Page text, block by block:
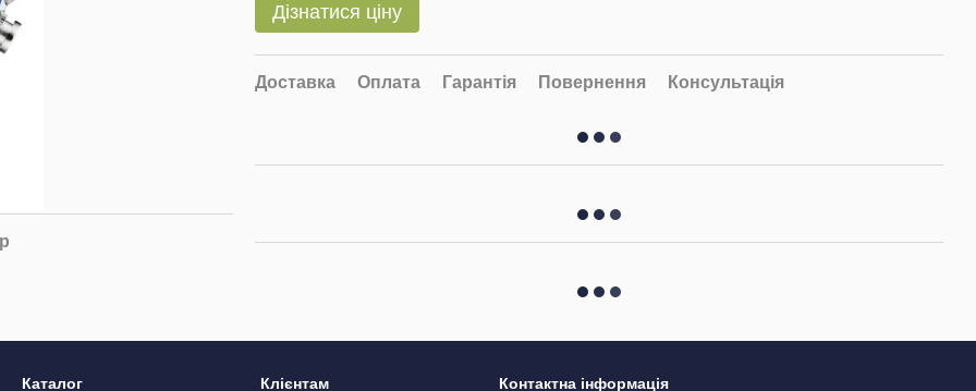
Дізнатися ціну
Доставка Оплата Гарантія Повернення Консультація
Каталог Клієнтам Контактна інформація